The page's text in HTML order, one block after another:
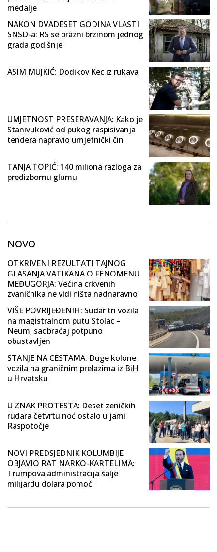
medalje
NAKON DVADESET GODINA VLASTI
SNSD-a: RS se prazni brzinom jednog
grada godišnje
ASIM MUJKIĆ: Dodikov Kec iz rukava
UMJETNOST PRESERAVANJA: Kako je
Stanivuković od pukog raspisivanja
tendera napravio umjetnički čin
TANJA TOPIĆ: 140 miliona razloga za
predizbornu glumu
NOVO
OTKRIVENI REZULTATI TAJNOG
GLASANJA VATIKANA O FENOMENU
MEĐUGORJA: Većina crkvenih
zvaničnika ne vidi ništa nadnaravno
VIŠE POVRIJEĐENIH: Sudar tri vozila
na magistralnom putu Stolac –
Neum, saobraćaj potpuno
obustavljen
STANJE NA CESTAMA: Duge kolone
vozila na graničnim prelazima iz BiH
u Hrvatsku
U ZNAK PROTESTA: Deset zeničkih
rudara četvrtu noć ostalo u jami
Raspotočje
NOVI PREDSJEDNIK KOLUMBIJE
OBJAVIO RAT NARKO-KARTELIMA:
Trumpova administracija šalje
milijardu dolara pomoći